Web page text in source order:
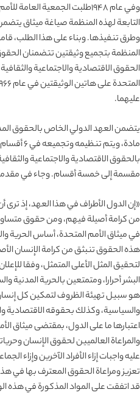
وفي عام ۱۹۴۸طلبت الجمعية
التابعة لهذه المنظمة صياغة ميثاق
وطرق تنفيذها. وبناء على هذا الطلب،
المنظمة بتجميع وثيقتين تتضمنان
الحقوق الاقتصادية والاجتماعية
عليهما.
مادة،
بالحقوق الاقتصادية والاجتماعية
مقسمة إلى خمسة أقسام. وجاء في
«إن الدول الأطراف في هذا العهد، إذ ترى
من كرامة أصيلة فيهم، ومن حقوق
في ميثاق الأمم المتحدة، أساس الحرية
هذه الحقوق تنبثق من كرامة الإنسان
لتحقيق المثل الأعلى المتمثل، وفقا
البشر أحرارا، ومتمتعين بالحرية
هو سبيل تهيئة الظروف لتمكين كل
والسياسية، وكذلك بحقوقه الاقتصادية
اعتبارها ما على الدول، بمقتضى ميثاق
والمراعاة العالميين لحقوق الإنسان
عليه واجبات إزاء الأفراد الآخرين وإزاء
تعزيز ومراعاة الحقوق المعترف بها في
قد اتفقت على المواد المذكورة في هذه